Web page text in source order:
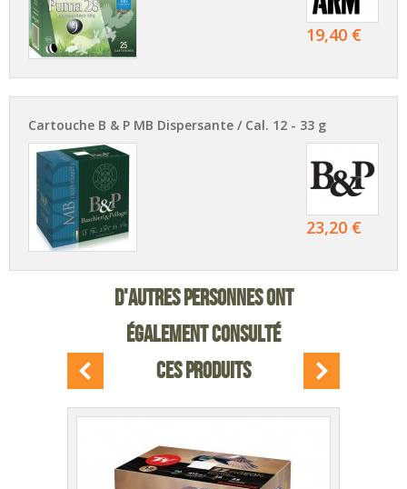
19,40 €
Cartouche B & P MB Dispersante / Cal. 12 - 33 g
23,20 €
D'AUTRES PERSONNES ONT
ÉGALEMENT CONSULTÉ
CES PRODUITS